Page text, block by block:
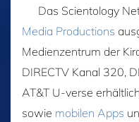
Das Scientology
Media Productions
Medienzentrum der
DIRECTV Kanal 320,
AT&T U‑verse
sowie mobilen Apps